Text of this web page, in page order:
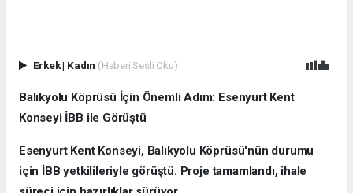
Erkek| Kadın (Haberi Sesli Oku)
Balıkyolu Köprüsü İçin Önemli Adım: Esenyurt Kent
Konseyi İBB ile Görüştü
Esenyurt Kent Konseyi, Balıkyolu Köprüsü'nün durumu
için İBB yetkilileriyle görüştü. Proje tamamlandı, ihale